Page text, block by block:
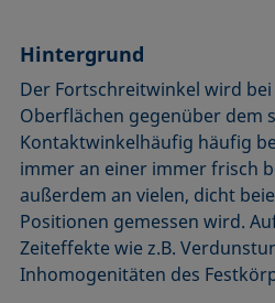
Constrained Sessile Drop
Diffusionskoeffizient
Dispersiver Anteil
Dreiphasenpunkt
Dynamische
Dynamischer Kontaktwinkel
Emulsion
Entnetzung
Tensidkonzentration
Kritische Oberflächenspannung
Laplace-Druck
Liegender Tropfen (sessile drop)
Liquid Needle
Lotuseffekt
Meniskus-Methode
Methode nach Oss und Good
Spreitkoeffizient, Spreitparameter
Stabmethode
Stalagmometer
Statische Oberflächenspannung
Statischer Kontaktwinkel
Stood-up Drop
Hintergrund
Der Fortschreitwinkel wird
Oberflächen gegenüber dem
Kontaktwinkelhäufig häufig
immer an einer immer frisch
außerdem an vielen, dicht
Positionen gemessen wird.
Zeiteffekte wie z.B.
Inhomogenitäten des